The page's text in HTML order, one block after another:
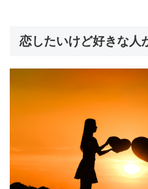
恋したいけど好きな人